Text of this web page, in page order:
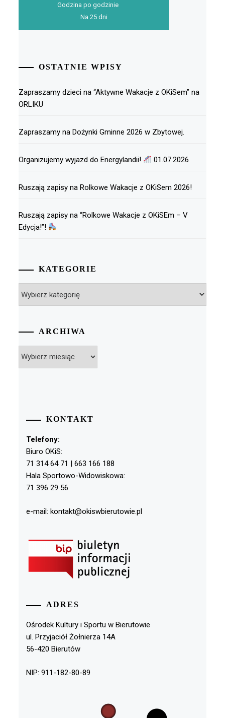
Godzina po godzinie
Na 25 dni
OSTATNIE WPISY
Zapraszamy dzieci na “Aktywne Wakacje z OKiSem” na
ORLIKU
Zapraszamy na Dożynki Gminne 2026 w Zbytowej.
Organizujemy wyjazd do Energylandii! 01.07.2026
Ruszają zapisy na Rolkowe Wakacje z OKiSem 2026!
Ruszają zapisy na “Rolkowe Wakacje z OKiSEm – V
Edycja!”!
KATEGORIE
ARCHIWA
KONTAKT
Telefony:
Biuro OKiS:
71 314 64 71 | 663 166 188
Hala Sportowo-Widowiskowa:
71 396 29 56
e-mail: kontakt@okiswbierutowie.pl
ADRES
Ośrodek Kultury i Sportu w Bierutowie
ul. Przyjaciół Żołnierza 14A
56-420 Bierutów
NIP: 911-182-80-89